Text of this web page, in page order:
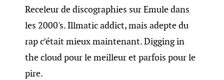
Receleur de discographies sur Emule dans
les 2000's. Illmatic addict, mais adepte du
rap c’était mieux maintenant. Digging in
the cloud pour le meilleur et parfois pour le
pire.